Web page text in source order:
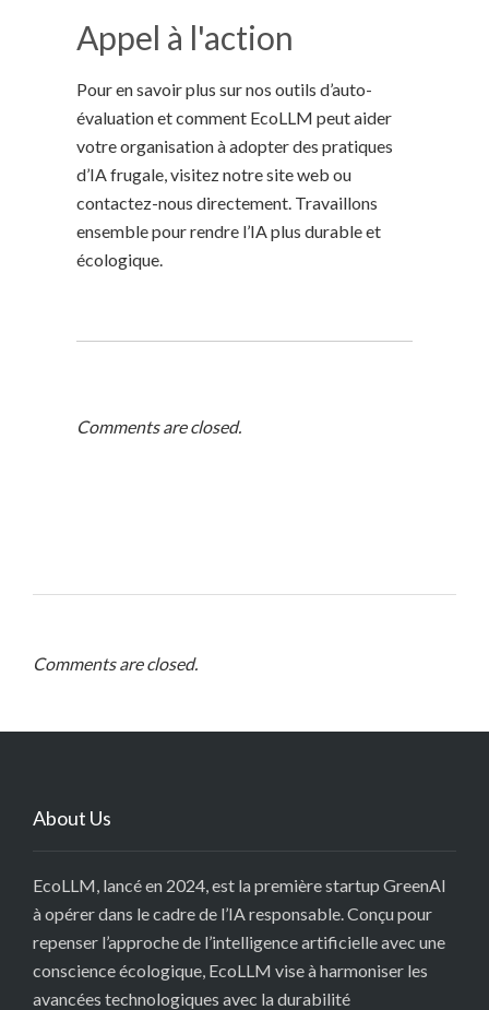
Appel à l'action
Pour en savoir plus sur nos outils d’auto-
évaluation et comment EcoLLM peut aider
votre organisation à adopter des pratiques
d’IA frugale, visitez notre site web ou
contactez-nous directement. Travaillons
ensemble pour rendre l’IA plus durable et
écologique.
Comments are closed.
Comments are closed.
About Us
EcoLLM, lancé en 2024, est la première startup GreenAI
à opérer dans le cadre de l’IA responsable. Conçu pour
repenser l’approche de l’intelligence artificielle avec une
conscience écologique, EcoLLM vise à harmoniser les
avancées technologiques avec la durabilité